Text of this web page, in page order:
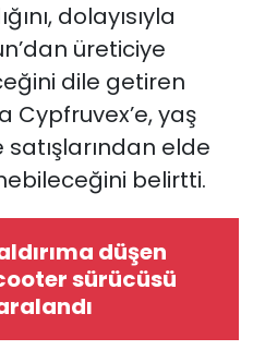
dolayısıyla
üreticiye
dile getiren
Cypfruvex’e, yaş
elde
belirtti.
düşen
sürücüsü